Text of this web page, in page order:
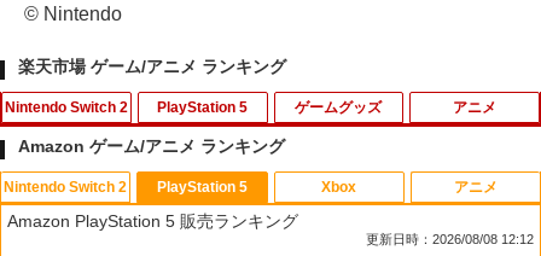
© Nintendo
楽天市場 ゲーム/アニメ ランキング
Nintendo Switch 2
1
任天堂 【Switch2】ゼノブレイド ディフ
ィニティブ・エディション Nintendo S
witch 2 Edition [NXS-P-AUBQB NSW2
PlayStation 5
1
PS5コントローラー用シリコンケース Pl
ayStation5用 プレイステーション プレ
ステ5用 シリコンカバー コントローラー
ゲームグッズ
1 【中古】ルイージマンション
アニメ
1
【中古】【Blu−ray】この世界の片隅
に ブックレット付 / 片渕須直【監督】
Amazon ゲーム/アニメ ランキング
Nintendo Switch 2 PlayStation 5
Amazon PlayStation 5 販売ランキング
更新日時：2026/08/08 12:12
Xbox アニメ